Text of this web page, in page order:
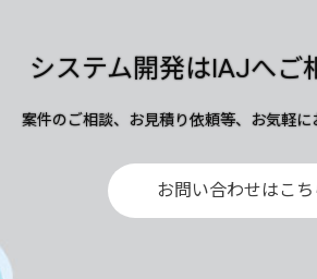
システム開発はIAJへご
案件のご相談、お見積り依頼等、お気軽に
お問い合わせはこち